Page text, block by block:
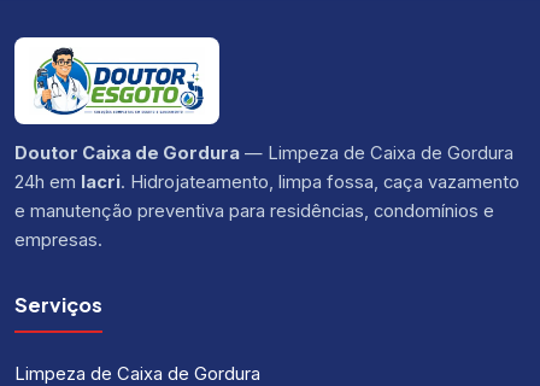
Doutor Caixa de Gordura — Limpeza de Caixa de Gordura
24h em Iacri. Hidrojateamento, limpa fossa, caça vazamento
e manutenção preventiva para residências, condomínios e
empresas.
Serviços
Limpeza de Caixa de Gordura